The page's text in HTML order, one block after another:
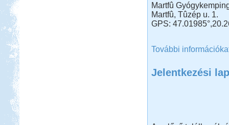
Martfû
Martfû, Tûzép u. 1.
GPS:
További
Jelentkezési